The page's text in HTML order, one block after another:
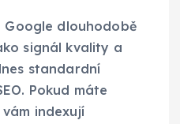
Google dlouhodobě
signál kvality a
standardní
Pokud máte
indexují